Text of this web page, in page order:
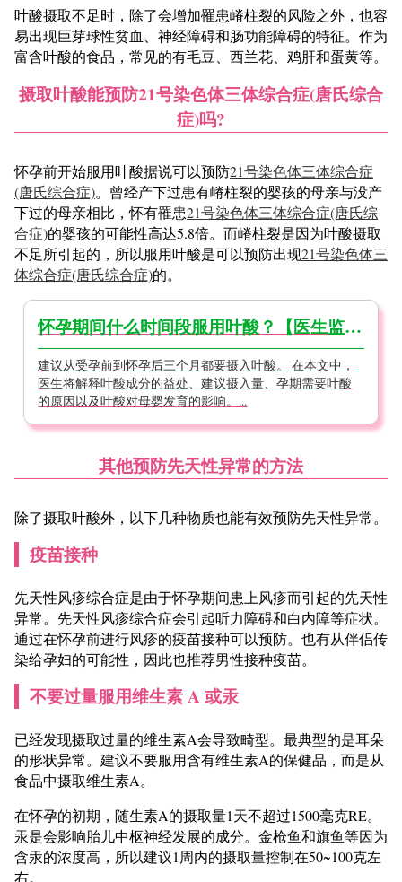
叶酸摄取不足时，除了会增加罹患嵴柱裂的风险之外，也容
易出现巨芽球性贫血、神经障碍和肠功能障碍的特征。作为
富含叶酸的食品，常见的有毛豆、西兰花、鸡肝和蛋黄等。
摄取叶酸能预防21号染色体三体综合症(唐氏综合
症)吗?
怀孕前开始服用叶酸据说可以预防21号染色体三体综合症
(唐氏综合症)。曾经产下过患有嵴柱裂的婴孩的母亲与没产
下过的母亲相比，怀有罹患21号染色体三体综合症(唐氏综
合症)的婴孩的可能性高达5.8倍。而嵴柱裂是因为叶酸摄取
不足所引起的，所以服用叶酸是可以预防出现21号染色体三
体综合症(唐氏综合症)的。
怀孕期间什么时间段服用叶酸？【医生监修】
建议从受孕前到怀孕后三个月都要摄入叶酸。 在本文中，
医生将解释叶酸成分的益处、建议摄入量、孕期需要叶酸
的原因以及叶酸对母婴发育的影响。...
其他预防先天性异常的方法
除了摄取叶酸外，以下几种物质也能有效预防先天性异常。
疫苗接种
先天性风疹综合症是由于怀孕期间患上风疹而引起的先天性
异常。先天性风疹综合症会引起听力障碍和白内障等症状。
通过在怀孕前进行风疹的疫苗接种可以预防。也有从伴侣传
染给孕妇的可能性，因此也推荐男性接种疫苗。
不要过量服用维生素 A 或汞
已经发现摄取过量的维生素A会导致畸型。最典型的是耳朵
的形状异常。建议不要服用含有维生素A的保健品，而是从
食品中摄取维生素A。
在怀孕的初期，随生素A的摄取量1天不超过1500毫克RE。
汞是会影响胎儿中枢神经发展的成分。金枪鱼和旗鱼等因为
含汞的浓度高，所以建议1周内的摄取量控制在50~100克左
右。